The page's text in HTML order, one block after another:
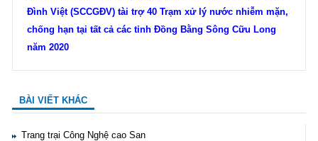
Đình Việt (SCCGĐV) tài trợ 40 Trạm xử lý nước nhiễm mặn,
chống hạn tại tất cả các tỉnh Đồng Bằng Sông Cữu Long
năm 2020
BÀI VIẾT KHÁC
Trang trại Công Nghệ cao San